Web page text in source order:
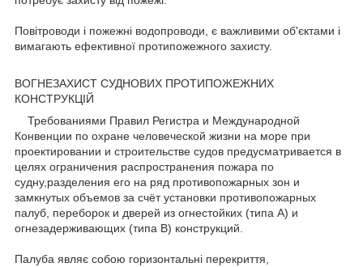
Повітроводи і пожежні водопроводи, є важливими об'єктами і
вимагають ефективної протипожежного захисту.
ВОГНЕЗАХИСТ СУДНОВИХ ПРОТИПОЖЕЖНИХ
КОНСТРУКЦІЙ
Требованиями Правил Регистра и Международной
Конвенции по охране человеческой жизни на море при
проектировании и строительстве судов предусматривается в
целях ограничения распространения пожара по
судну,разделения его на ряд противопожарных зон и
замкнутых объемов за счёт установки противопожарных
палуб, переборок и дверей из огнестойких (типа А) и
огнезадерживающих (типа В) конструкций.
Палуба являє собою горизонтальні перекриття,